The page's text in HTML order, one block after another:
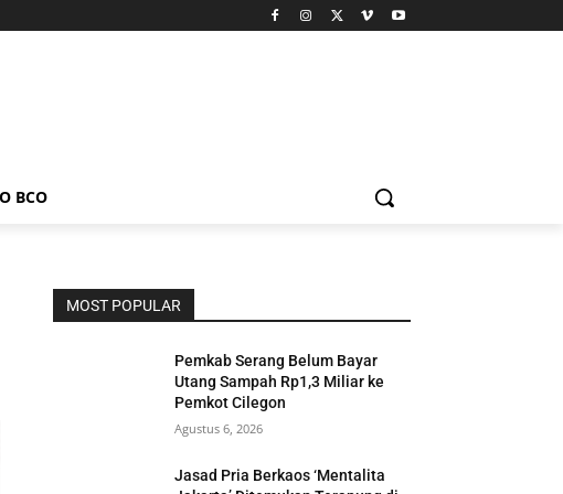
BCO
MOST POPULAR
Pemkab Serang Belum Bayar
Utang Sampah Rp1,3 Miliar ke
Pemkot Cilegon
Agustus 6, 2026
Jasad Pria Berkaos ‘Mentalita